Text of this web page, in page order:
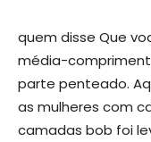
quem disse Que
média-
parte penteado.
as mulheres com
camadas bob foi